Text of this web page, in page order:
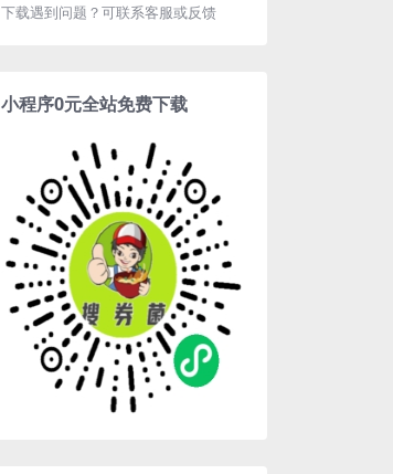
下载遇到问题？可联系客服或反馈
小程序0元全站免费下载